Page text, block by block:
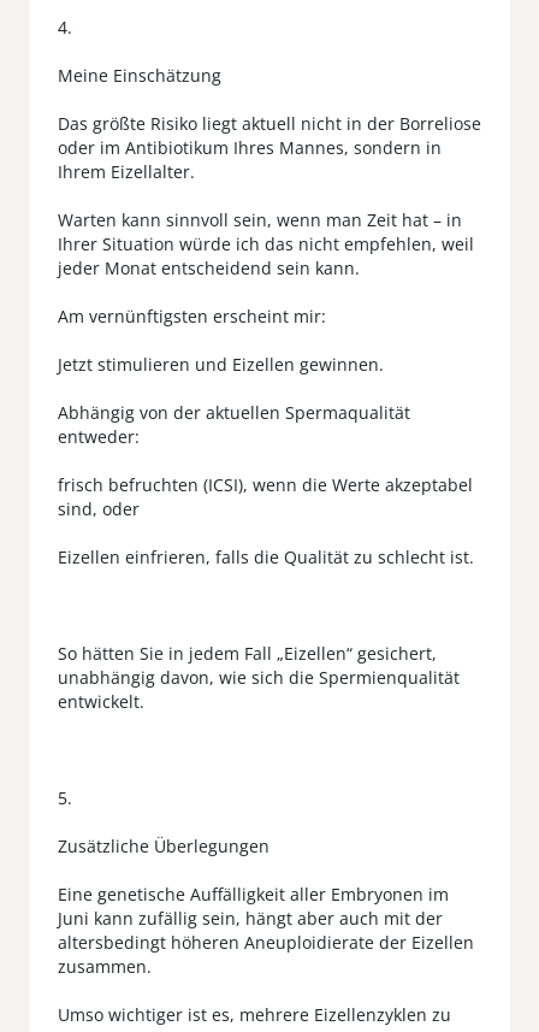
4.
Meine Einschätzung
Das größte Risiko liegt aktuell nicht in der Borreliose
oder im Antibiotikum Ihres Mannes, sondern in
Ihrem Eizellalter.
Warten kann sinnvoll sein, wenn man Zeit hat – in
Ihrer Situation würde ich das nicht empfehlen, weil
jeder Monat entscheidend sein kann.
Am vernünftigsten erscheint mir:
Jetzt stimulieren und Eizellen gewinnen.
Abhängig von der aktuellen Spermaqualität
entweder:
frisch befruchten (ICSI), wenn die Werte akzeptabel
sind, oder
Eizellen einfrieren, falls die Qualität zu schlecht ist.
So hätten Sie in jedem Fall „Eizellen“ gesichert,
unabhängig davon, wie sich die Spermienqualität
entwickelt.
5.
Zusätzliche Überlegungen
Eine genetische Auffälligkeit aller Embryonen im
Juni kann zufällig sein, hängt aber auch mit der
altersbedingt höheren Aneuploidierate der Eizellen
zusammen.
Umso wichtiger ist es, mehrere Eizellenzyklen zu